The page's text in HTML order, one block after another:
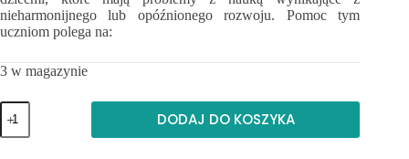
nieharmonijnego lub opóźnionego rozwoju. Pomoc tym
uczniom polega na:
3 w magazynie
ilość
MYŚLĘ,
ROZWIĄZUJĘ
DODAJ DO KOSZYKA